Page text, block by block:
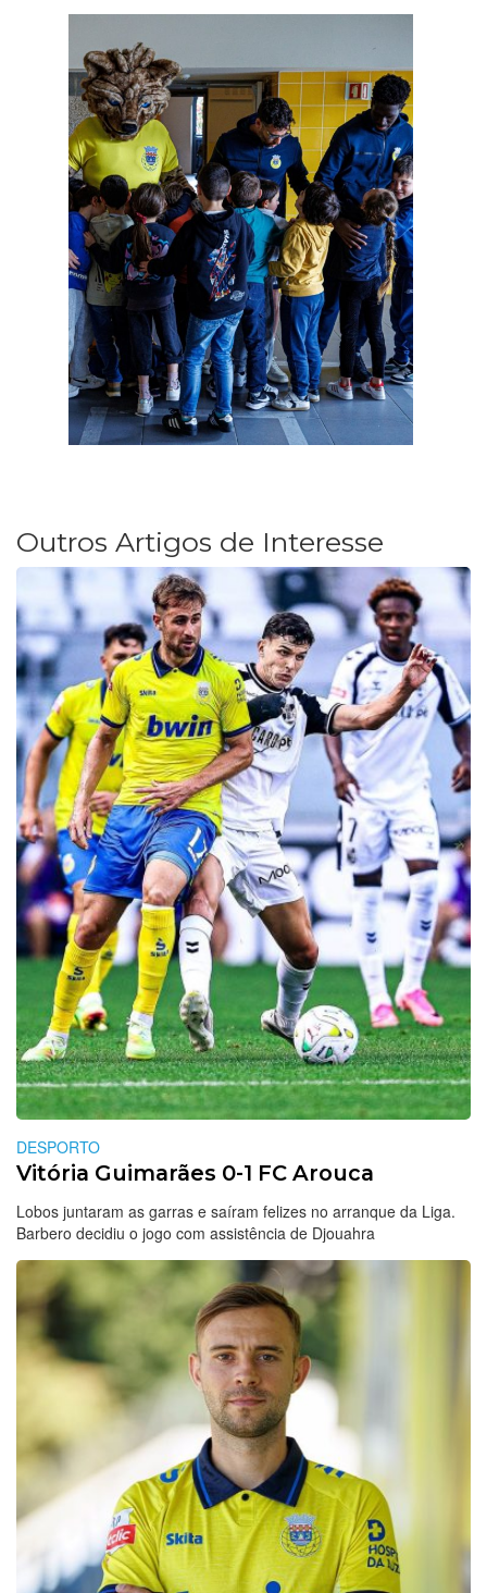
Outros Artigos de Interesse
DESPORTO
Vitória Guimarães 0-1 FC Arouca
Lobos juntaram as garras e saíram felizes no arranque da Liga.
Barbero decidiu o jogo com assistência de Djouahra